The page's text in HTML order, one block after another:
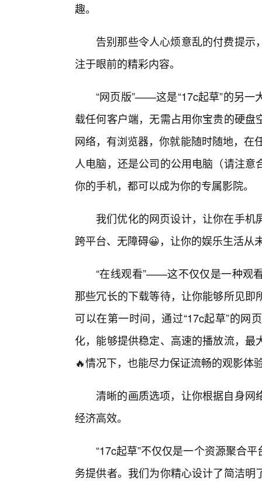
趣。
告别那些令人心烦意乱的付费提
注于眼前的精彩内容。
“网页版”——这是“17c起草”的另一
载任何客户端，无需占用你宝贵的硬
网络，有浏览器，你就能随时随地，在
人电脑，还是公司的公用电脑（请注
你的手机，都可以成为你的专属影院。
我们优化的网页设计，让你在手
跨平台、无障碍😀，让你的娱乐生活从
“在线观看”——这不仅仅是一种观
那些冗长的下载等待，让你能够所见
可以在第一时间，通过“17c起草”的网
化，能够提供稳定、高速的播放流，
🔥情况下，也能尽力保证流畅的观影体
清晰的画质选项，让你根据自身网
经济高效。
“17c起草”不仅仅是一个资源聚合
务提供者。我们为你精心设计了简洁